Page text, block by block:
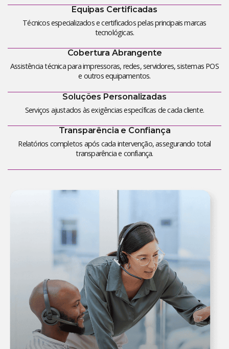
Equipas Certificadas
Técnicos especializados e certificados pelas principais marcas
tecnológicas.
Cobertura Abrangente
Assistência técnica para impressoras, redes, servidores, sistemas POS
e outros equipamentos.
Soluções Personalizadas
Serviços ajustados às exigências específicas de cada cliente.
Transparência e Confiança
Relatórios completos após cada intervenção, assegurando total
transparência e confiança.